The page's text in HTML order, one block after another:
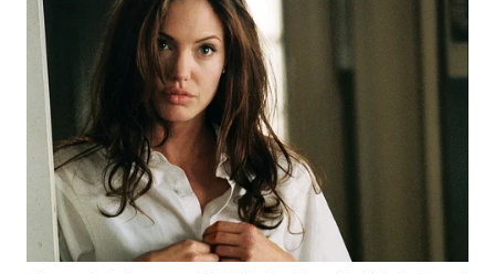
MALUT
WN
DAIRI
WN
DANAU
TOBA